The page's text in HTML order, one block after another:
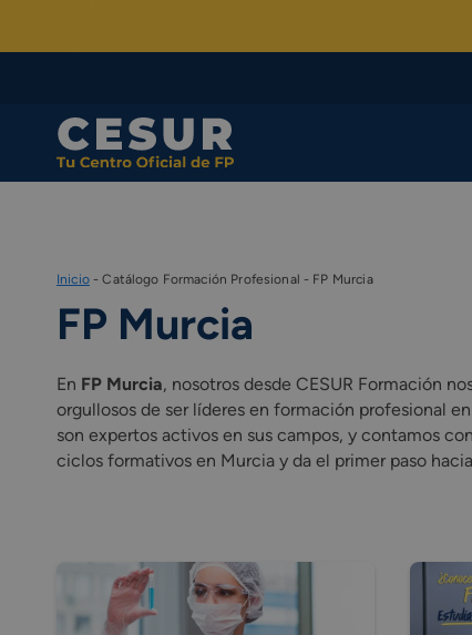
Inicio-Catálogo Formación Profesional - FP Murcia
FP Murcia
En FP Murcia, nosotros desde CESUR Formación
orgullosos de ser líderes en formación profesional
son expertos activos en sus campos, y contamos
ciclos formativos en Murcia y da el primer paso